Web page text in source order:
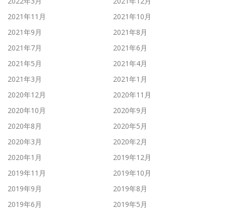
2021年11月
2021年10月
2021年9月
2021年8月
2021年7月
2021年6月
2021年5月
2021年4月
2021年3月
2021年1月
2020年12月
2020年11月
2020年10月
2020年9月
2020年8月
2020年5月
2020年3月
2020年2月
2020年1月
2019年12月
2019年11月
2019年10月
2019年9月
2019年8月
2019年6月
2019年5月